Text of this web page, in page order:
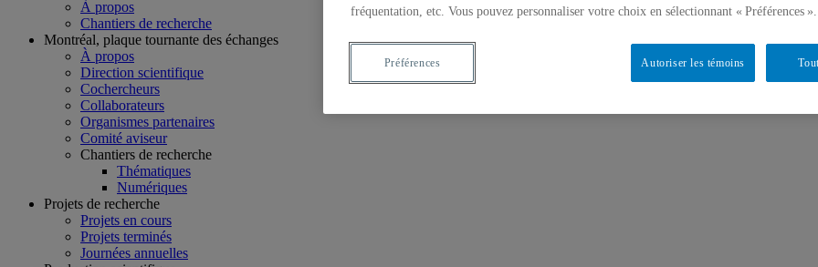
À propos
Chantiers de recherche
Montréal, plaque tournante des échanges
À propos
Direction scientifique
Cochercheurs
Collaborateurs
Organismes partenaires
Comité aviseur
Chantiers de recherche
Thématiques
Numériques
Projets de recherche
Projets en cours
Projets terminés
Journées annuelles
fréquentation, etc. Vous pouvez personnaliser votre choix en sélectionnant « Préférences ».
Autoriser les témoins
Préférences